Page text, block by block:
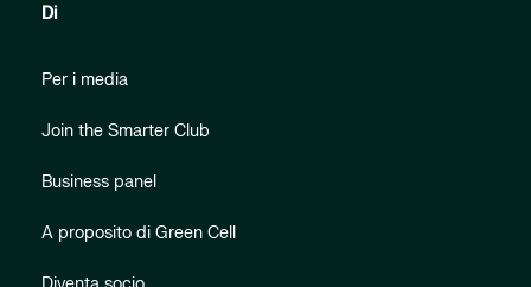
Di
Per i media
Join the Smarter Club
Business panel
A proposito di Green Cell